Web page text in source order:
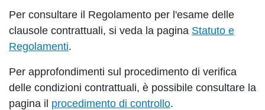
Per consultare il Regolamento per l'esame delle
clausole contrattuali, si veda la pagina Statuto e
Regolamenti.
Per approfondimenti sul procedimento di verifica
delle condizioni contrattuali, è possibile consultare la
pagina il procedimento di controllo.